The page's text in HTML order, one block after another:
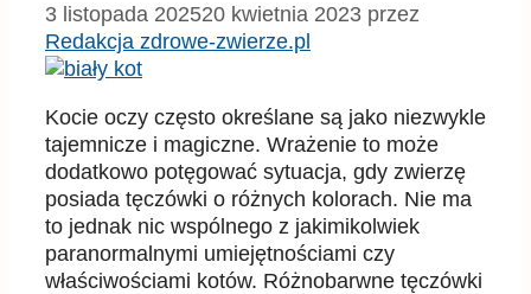
3 listopada 202520 kwietnia 2023 przez
Redakcja zdrowe-zwierze.pl
Kocie oczy często określane są jako niezwykle
tajemnicze i magiczne. Wrażenie to może
dodatkowo potęgować sytuacja, gdy zwierzę
posiada tęczówki o różnych kolorach. Nie ma
to jednak nic wspólnego z jakimikolwiek
paranormalnymi umiejętnościami czy
właściwościami kotów. Różnobarwne tęczówki